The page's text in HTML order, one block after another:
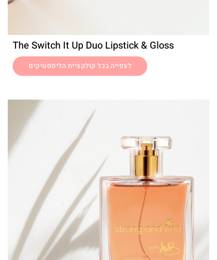
The Switch It Up Duo Lipstick & Gloss
לצפייה בכל קולקציית הליפסטיקים